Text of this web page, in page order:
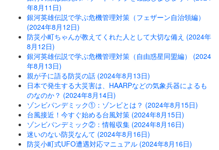
年8月11日)
銀河英雄伝説で学ぶ危機管理対策（フェザーン自治領編）
(2024年8月12日)
防災小町ちゃんが教えてくれた人として大切な備え (2024年
8月12日)
銀河英雄伝説で学ぶ危機管理対策（自由惑星同盟編） (2024
年8月13日)
親が子に語る防災の話 (2024年8月13日)
日本で発生する大災害は、HAARPなどの気象兵器によるも
のなのか？ (2024年8月14日)
ゾンビパンデミック①：ゾンビとは？ (2024年8月15日)
台風接近！今すぐ始める台風対策 (2024年8月15日)
ゾンビパンデミック②：情報収集 (2024年8月16日)
迷いのない防災なんて (2024年8月16日)
防災小町式UFO遭遇対応マニュアル (2024年8月16日)